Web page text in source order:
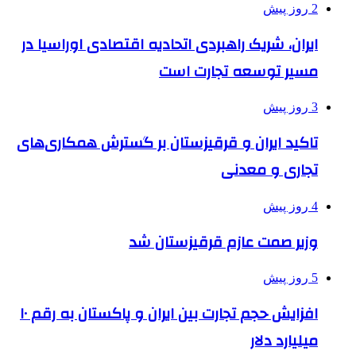
2 روز پیش
ایران، شریک راهبردی اتحادیه اقتصادی اوراسیا در
مسیر توسعه تجارت است
3 روز پیش
تاکید ایران و قرقیزستان بر گسترش همکاری‌های
تجاری و معدنی
4 روز پیش
وزیر صمت عازم قرقیزستان شد
5 روز پیش
افزایش حجم تجارت بین ایران و پاکستان به رقم ۱۰
میلیارد دلار